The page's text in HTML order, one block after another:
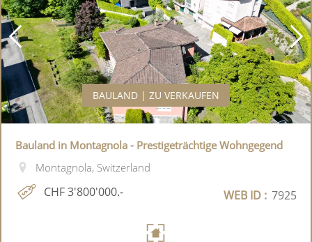
BAULAND | ZU VERKAUFEN
Bauland in Montagnola - Prestigeträchtige Wohngegend
Montagnola, Switzerland
CHF 3'800'000.- WEB ID : 7925